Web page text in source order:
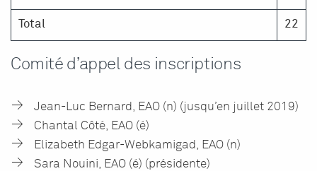
Total 22
Comité d’appel des inscriptions
Jean-Luc Bernard, EAO (n) (jusqu’en juillet 2019)
Chantal Côté, EAO (é)
Elizabeth Edgar-Webkamigad, EAO (n)
Sara Nouini, EAO (é) (présidente)